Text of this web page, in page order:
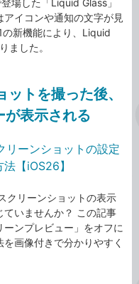
場した「Liquid Glass」
イコンや通知の文字が見
新機能により、Liquid
ました。
トを撮った後、
が表示される
リーンショットの設定
【iOS26】
クリーンショットの表示
いませんか？ この記事
ンプレビュー」をオフに
画像付きで分かりやすく